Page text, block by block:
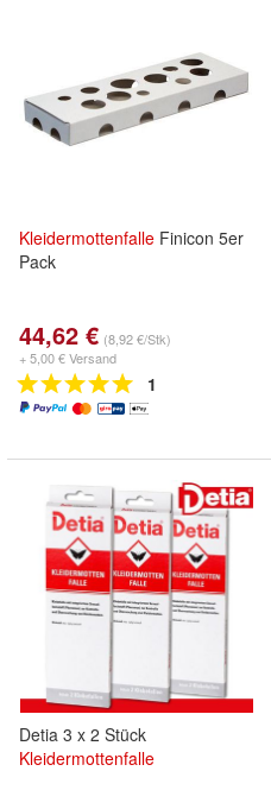
Kleidermottenfalle Finicon 5er
Pack
44,62 € (8,92 €/Stk)
+ 5,00 € Versand
1
Detia 3 x 2 Stück
Kleidermottenfalle